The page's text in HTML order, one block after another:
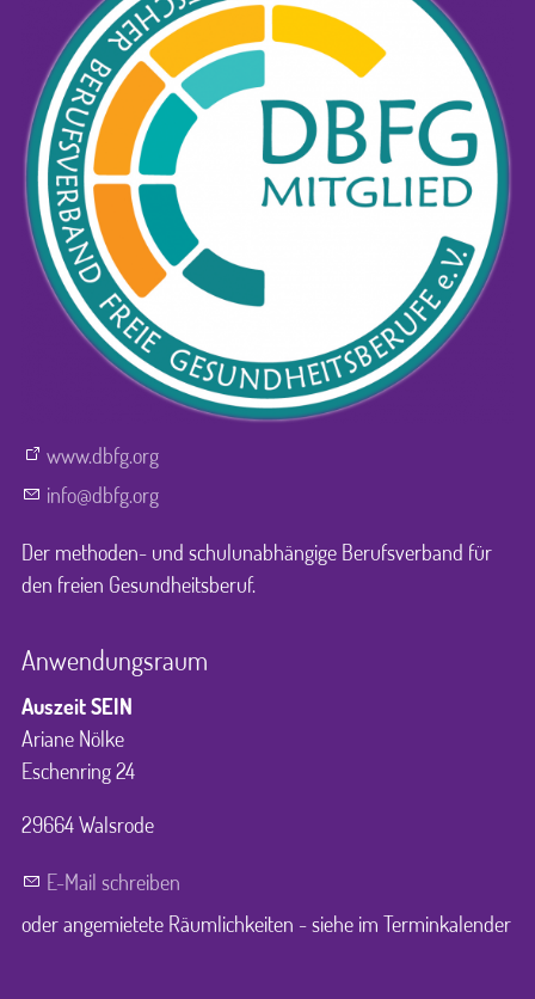
www.dbfg.org
nf
dbfg rg
Der methoden- und schulunabhängige Berufsverband für
den freien Gesundheitsberuf.
Anwendungsraum
Auszeit SEIN
Ariane Nölke
Eschenring 24
29664 Walsrode
E-Mail schreiben
oder angemietete Räumlichkeiten - siehe im Terminkalender